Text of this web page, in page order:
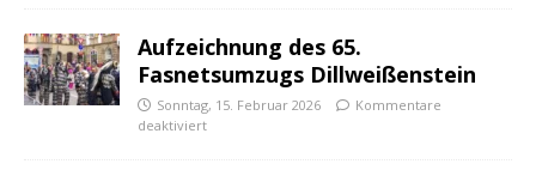
Aufzeichnung des 65.
Fasnetsumzugs Dillweißenstein
Sonntag, 15. Februar 2026
Kommentare
deaktiviert